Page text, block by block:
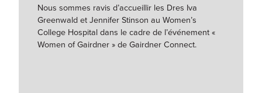
Nous sommes ravis d’accueillir les Dres Iva
Greenwald et Jennifer Stinson au Women’s
College Hospital dans le cadre de l’événement «
Women of Gairdner » de Gairdner Connect.